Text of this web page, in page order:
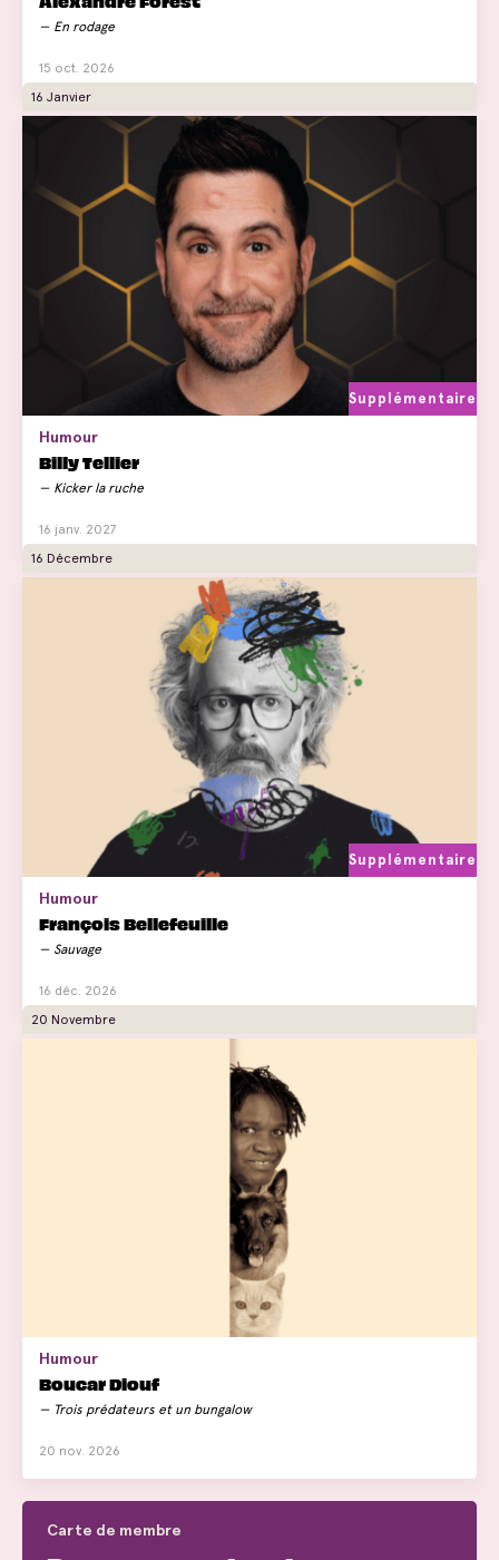
En rodage
15 oct. 2026
16 Janvier
Supplémentaire
Humour
Billy Tellier
Kicker la ruche
16 janv. 2027
16 Décembre
Supplémentaire
Humour
François Bellefeuille
Sauvage
16 déc. 2026
20 Novembre
Humour
Boucar Diouf
Trois prédateurs et un bungalow
20 nov. 2026
Carte de membre